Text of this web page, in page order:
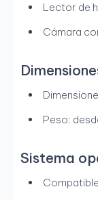
Lector de
Cámara
Peso:
Sistema